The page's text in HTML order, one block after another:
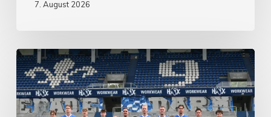
7. August 2026